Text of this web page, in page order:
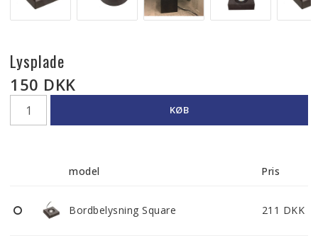
Lysplade
150 DKK
KØB
model Pris
Bordbelysning Square 211 DKK